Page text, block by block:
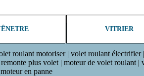
VITRIER
roulant motoriser | volet roulant
plus volet | moteur de volet roulant
en panne